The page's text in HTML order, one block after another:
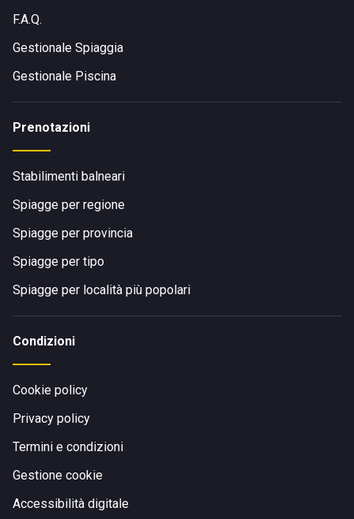
F.A.Q.
Gestionale Spiaggia
Gestionale Piscina
Prenotazioni
Stabilimenti balneari
Spiagge per regione
Spiagge per provincia
Spiagge per tipo
Spiagge per località più popolari
Condizioni
Cookie policy
Privacy policy
Termini e condizioni
Gestione cookie
Accessibilità digitale